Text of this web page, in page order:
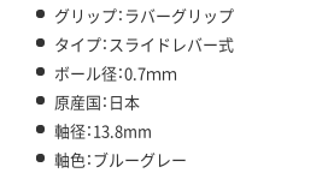
グリップ：ラバーグリップ
タイプ：スライドレバー式
ボール径：0.7ｍｍ
原産国：日本
軸径：13.8mm
軸色：ブルーグレー